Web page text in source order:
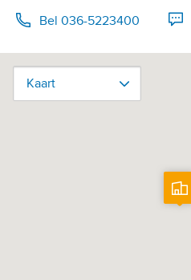
Bel 036-5223400
Kaart
Kaart